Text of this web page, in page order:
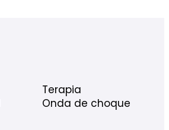
Terapia
Onda de choque